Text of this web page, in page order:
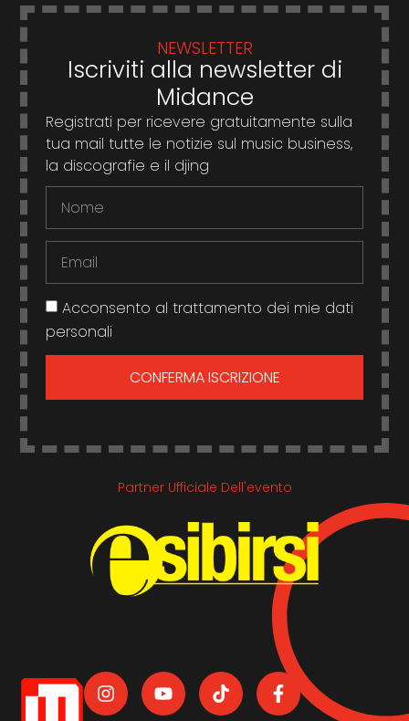
NEWSLETTER
Iscriviti alla newsletter di
Midance
Registrati per ricevere gratuitamente sulla
tua mail tutte le notizie sul music business,
la discografie e il djing
Acconsento al trattamento dei mie dati
personali
CONFERMA ISCRIZIONE
Partner Ufficiale Dell'evento